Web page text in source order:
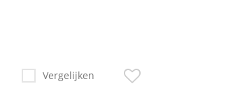
Vergelijken